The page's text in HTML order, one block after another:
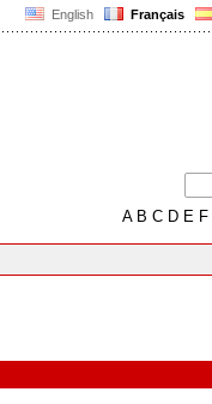
English Français
AB C D E F